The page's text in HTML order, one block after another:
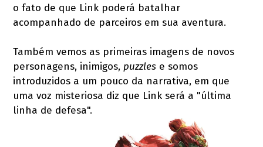
o fato de que Link poderá batalhar
acompanhado de parceiros em sua aventura.
Também vemos as primeiras imagens de novos
personagens, inimigos, puzzles e somos
introduzidos a um pouco da narrativa, em que
uma voz misteriosa diz que Link será a "última
linha de defesa".